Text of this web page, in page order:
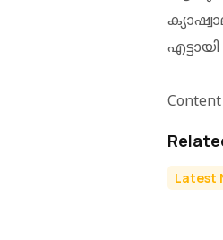
Latest